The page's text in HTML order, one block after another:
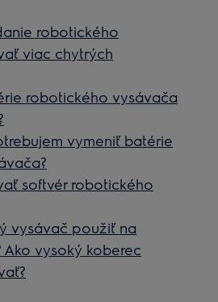
robotického
viac chytrých
robotického vysávača
vymeniť batérie
softvér robotického
vysávač použiť na
Ako vysoký koberec